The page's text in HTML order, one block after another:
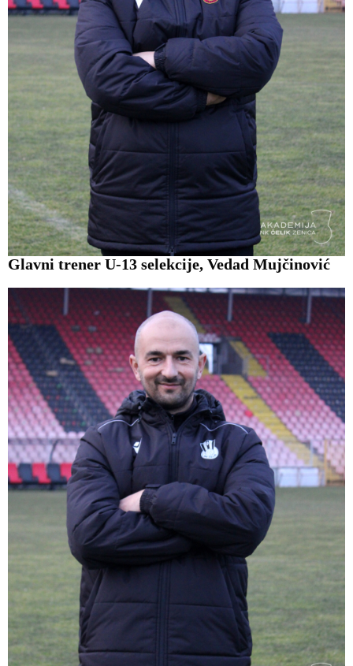
Glavni trener U-13 selekcije, Vedad Mujčinović